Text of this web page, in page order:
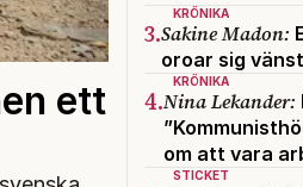
ett
KRÖNIKA
3.Sakine Madon:
oroar sig
KRÖNIKA
4.Nina Lekander:
om att vara
STICKET